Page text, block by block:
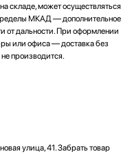
складе, может осуществляться
МКАД — дополнительное
от дальности. При оформлении
или офиса — доставка без
производится.
улица, 41. Забрать товар